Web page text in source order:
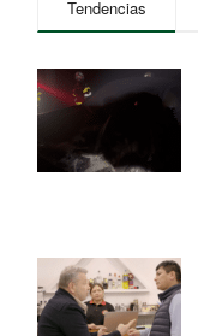
Tendencias